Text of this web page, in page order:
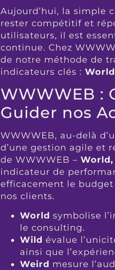
Aujourd’hui, la simple
rester compétitif et
utilisateurs, il est
continue. Chez
de notre méthode de
indicateurs clés :
WWWWEB :
Guider nos
WWWWEB, au-delà
d’une gestion agile et
de WWWWEB –
indicateur de
efficacement le
nos clients.
World symbolise
le consulting.
Wild évalue
ainsi que
Weird mesure